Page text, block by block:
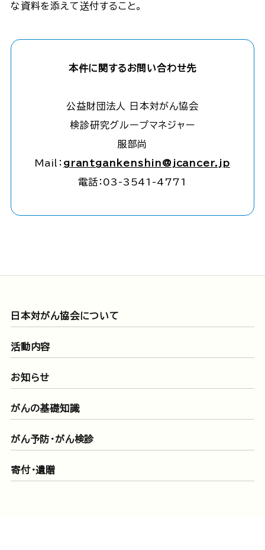
な資料を添えて送付すること。
本件に関するお問い合わせ先
公益財団法人 日本対がん協会
検診研究グループマネジャー
服部尚
Mail： grantgankenshin@jcancer.jp
電話：03-3541-4771
日本対がん協会について
活動内容
お知らせ
がんの基礎知識
がん予防・がん検診
寄付・遺贈